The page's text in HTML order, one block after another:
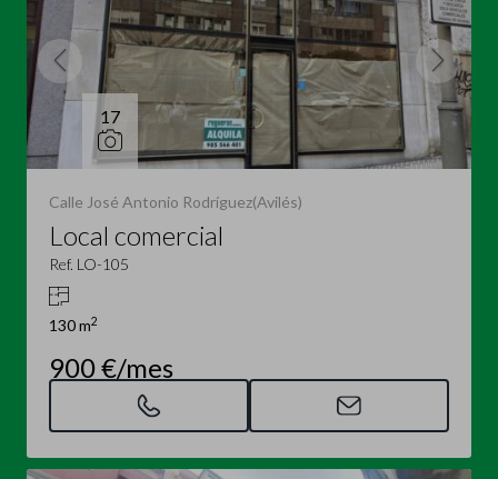
17
Calle José Antonio Rodríguez(Avilés)
Local comercial
Ref. LO-105
130 m2
900 €/mes